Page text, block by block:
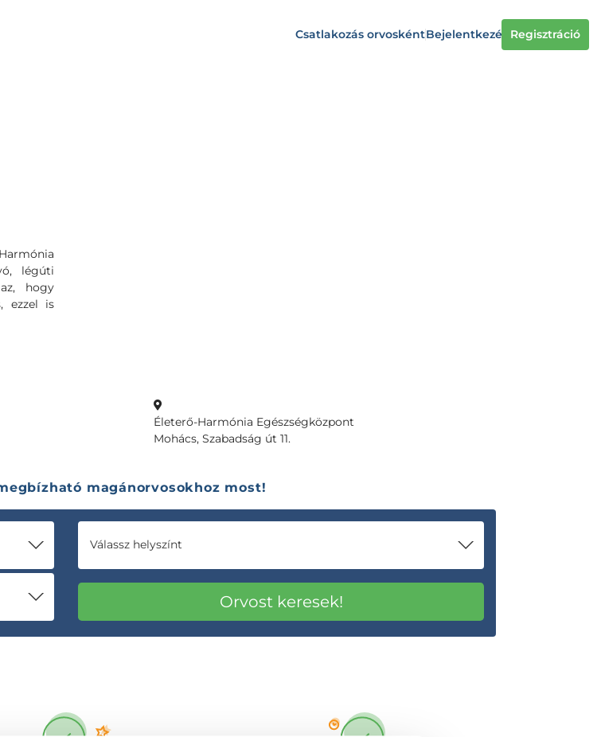
Csatlakozás orvoskéntBejelentkezés Regisztráció
légúti
hogy
ezzel is
Életerő-Harmónia Egészségközpont
Mohács, Szabadság út 11.
magánorvosokhoz most!
Válassz helyszínt